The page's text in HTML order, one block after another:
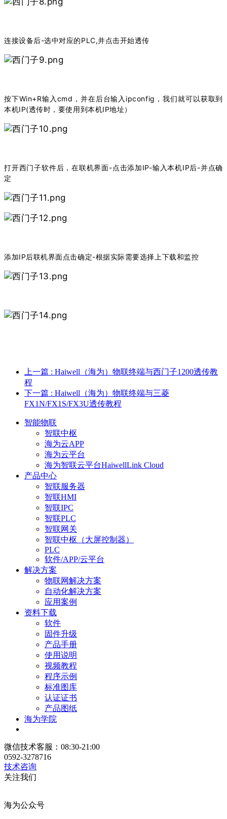
连接设备后-选中对应的PLC,并点击开始透传
按下Win+R输入cmd，并在后台输入ipconfig，我们就可以获取到
本机IP(透传时，要使用到本机IP地址）
打开西门子软件后，在联机界面-点击添加IP-输入本机IP后-并点确
定
添加IP后联机界面点击确定-根据实际需要选择上下载和监控
上一篇 : Haiwell（海为）物联终端与西门子1200透传教
程
下一篇 : Haiwell（海为）物联终端与三菱
FX1N/FX1S/FX3U透传教程
智能物联
智联中枢
海为云APP
海为云平台
海为智联云平台HaiwellLink Cloud
产品中心
智联服务器
智联HMI
智联IPC
智联PLC
智联网关
智联中枢（大屏控制器）
PLC
软件/APP/云平台
解决方案
物联网解决方案
自动化解决方案
应用案例
资料下载
软件
固件升级
产品手册
使用说明
视频教程
程序示例
标准图库
认证证书
产品图纸
海为学院
微信技术客服：08:30-21:00
0592-3278716
技术咨询
关注我们
海为公众号